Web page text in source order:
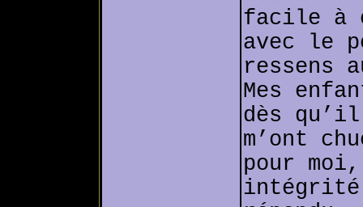
facile à
avec le
ressens
Mes
dès
m’ont
pour